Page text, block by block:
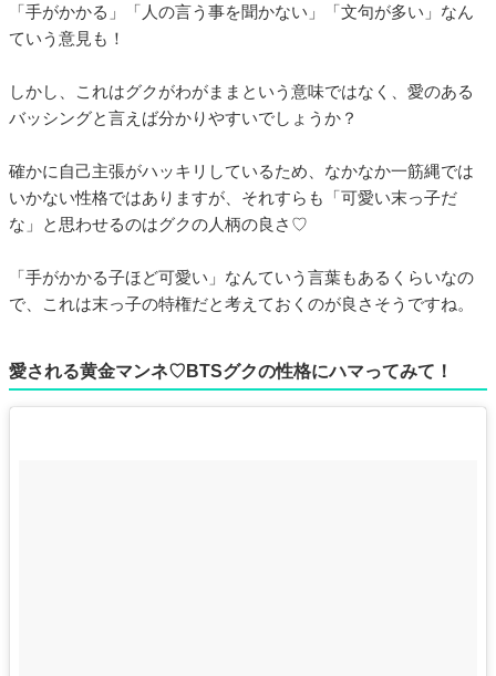
「手がかかる」「人の言う事を聞かない」「文句が多い」なん
ていう意見も！
しかし、これはグクがわがままという意味ではなく、愛のある
バッシングと言えば分かりやすいでしょうか？
確かに自己主張がハッキリしているため、なかなか一筋縄では
いかない性格ではありますが、それすらも「可愛い末っ子だ
な」と思わせるのはグクの人柄の良さ♡
「手がかかる子ほど可愛い」なんていう言葉もあるくらいなの
で、これは末っ子の特権だと考えておくのが良さそうですね。
愛される黄金マンネ♡BTSグクの性格にハマってみて！